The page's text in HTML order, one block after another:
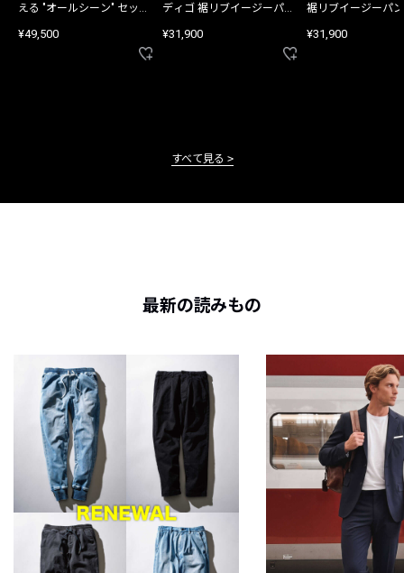
える "オールシーン" セット
¥49,500
ディゴ 裾リブイージーパン
¥31,900
裾リブイージーパ
¥31,900
すべて見る
最新の読みもの